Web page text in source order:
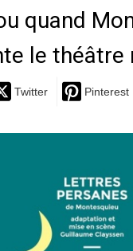
quand
le théâtre
Twitter Pinterest